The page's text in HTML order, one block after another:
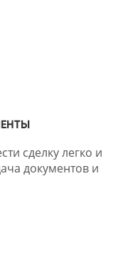
сделку легко и
документов и